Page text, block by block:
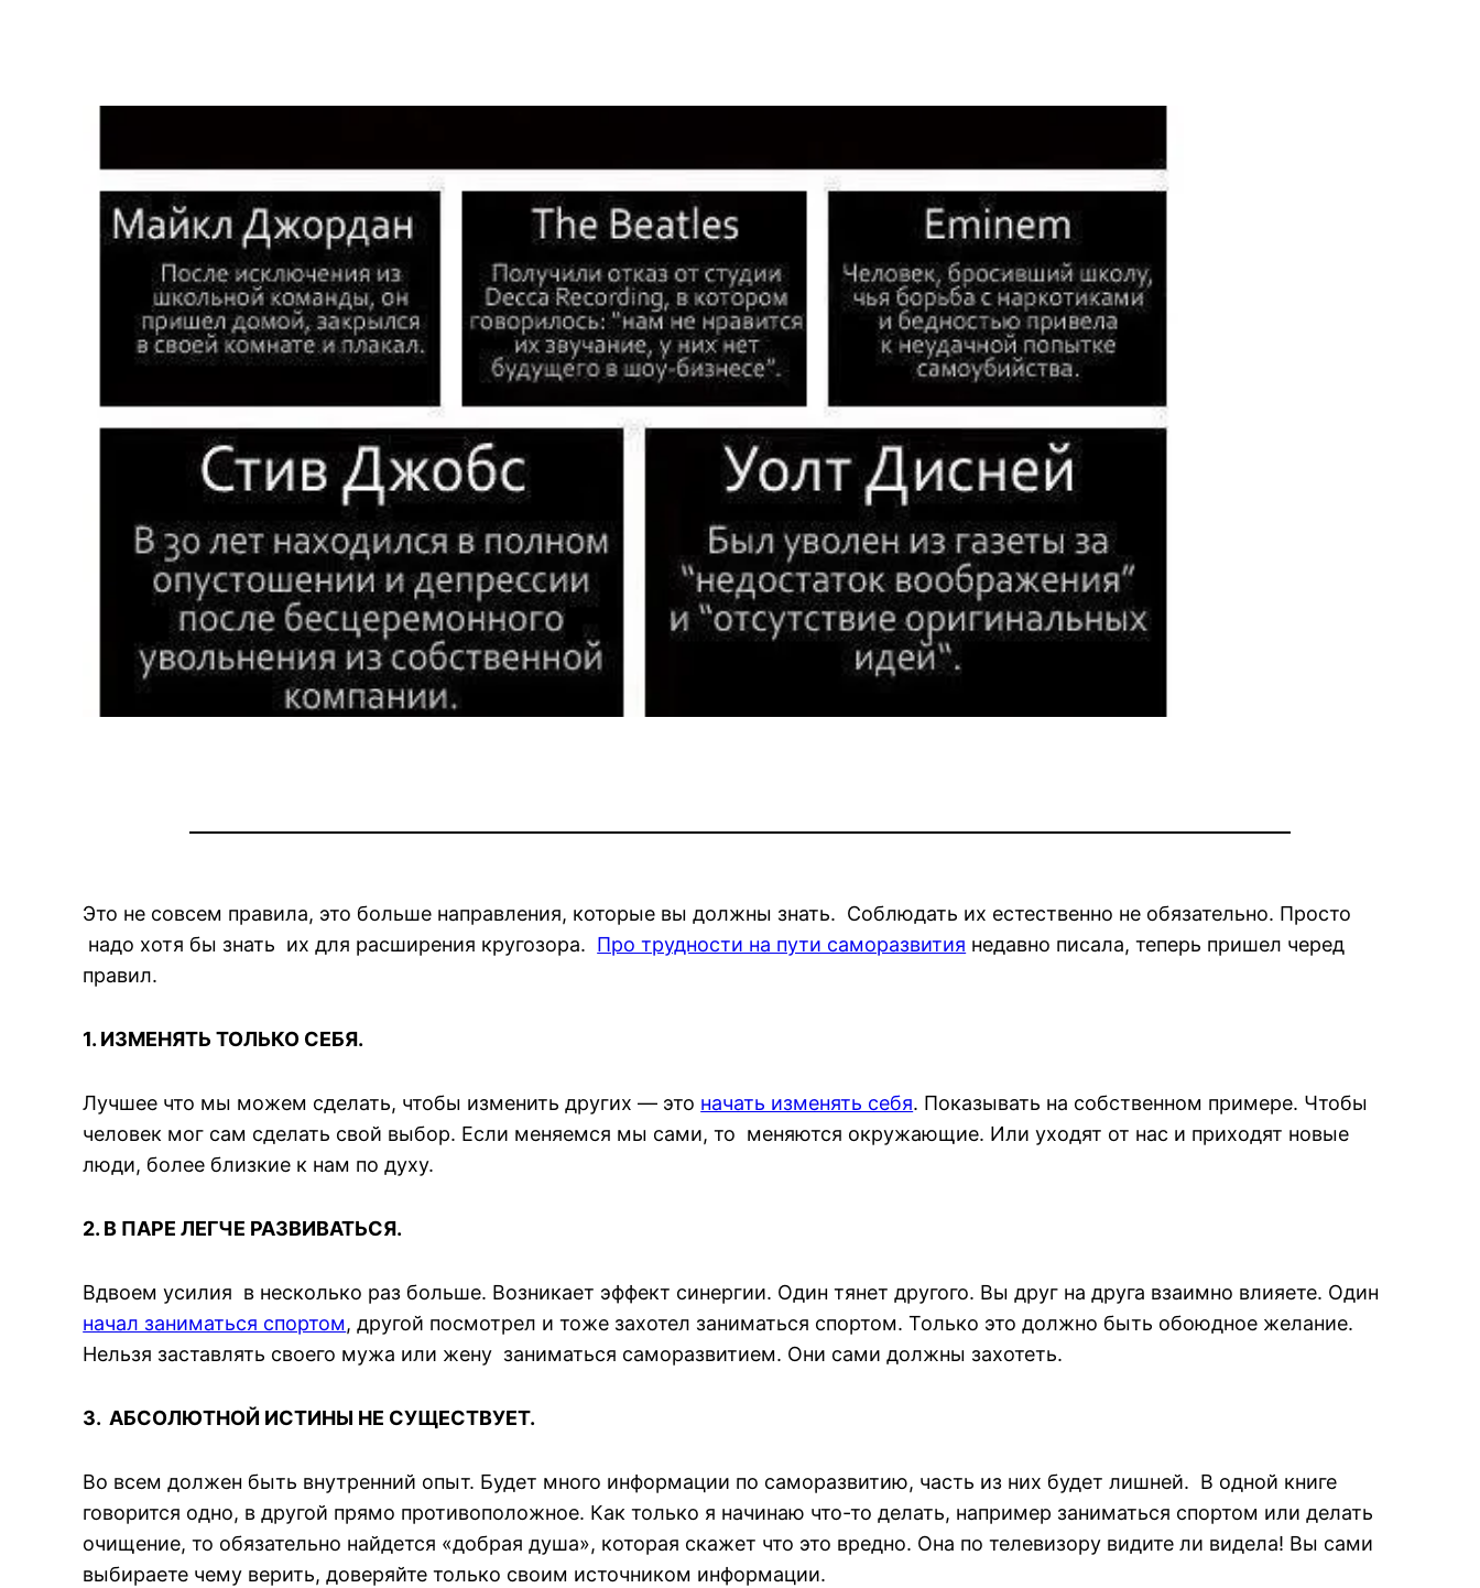
Это не совсем правила, это больше направления, которые вы должны знать. Соблюдать их естественно не обязательно. Просто
надо хотя бы знать их для расширения кругозора. Про трудности на пути саморазвития недавно писала, теперь пришел черед
правил.
1. ИЗМЕНЯТЬ ТОЛЬКО СЕБЯ.
Лучшее что мы можем сделать, чтобы изменить других — это начать изменять себя. Показывать на собственном примере. Чтобы
человек мог сам сделать свой выбор. Если меняемся мы сами, то меняются окружающие. Или уходят от нас и приходят новые
люди, более близкие к нам по духу.
2. В ПАРЕ ЛЕГЧЕ РАЗВИВАТЬСЯ.
Вдвоем усилия в несколько раз больше. Возникает эффект синергии. Один тянет другого. Вы друг на друга взаимно влияете. Один
начал заниматься спортом, другой посмотрел и тоже захотел заниматься спортом. Только это должно быть обоюдное желание.
Нельзя заставлять своего мужа или жену заниматься саморазвитием. Они сами должны захотеть.
3. АБСОЛЮТНОЙ ИСТИНЫ НЕ СУЩЕСТВУЕТ.
Во всем должен быть внутренний опыт. Будет много информации по саморазвитию, часть из них будет лишней. В одной книге
говорится одно, в другой прямо противоположное. Как только я начинаю что-то делать, например заниматься спортом или делать
очищение, то обязательно найдется «добрая душа», которая скажет что это вредно. Она по телевизору видите ли видела! Вы сами
выбираете чему верить, доверяйте только своим источником информации.